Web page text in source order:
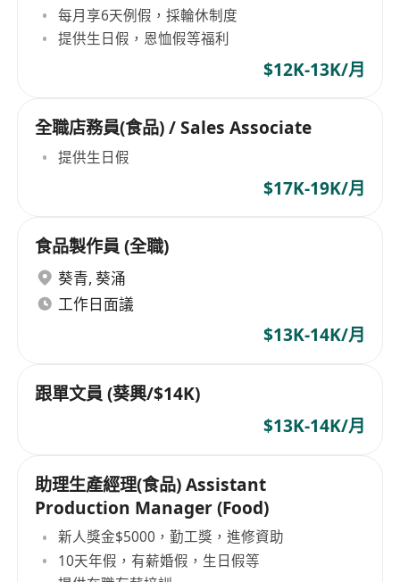
每月享6天例假，採輪休制度
提供生日假，恩恤假等福利
$12K-13K/月
全職店務員(食品) / Sales Associate
提供生日假
$17K-19K/月
食品製作員 (全職)
葵青, 葵涌
工作日面議
$13K-14K/月
跟單文員 (葵興/$14K)
$13K-14K/月
助理生產經理(食品) Assistant
Production Manager (Food)
新人獎金$5000，勤工獎，進修資助
10天年假，有薪婚假，生日假等